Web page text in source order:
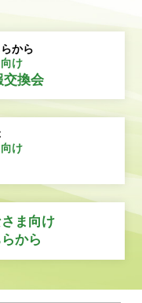
から
け
交換会
け
ま向け
から